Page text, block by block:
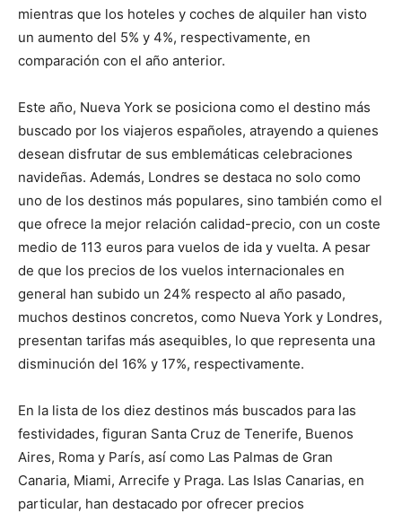
mientras que los hoteles y coches de alquiler han visto
un aumento del 5% y 4%, respectivamente, en
comparación con el año anterior.
Este año, Nueva York se posiciona como el destino más
buscado por los viajeros españoles, atrayendo a quienes
desean disfrutar de sus emblemáticas celebraciones
navideñas. Además, Londres se destaca no solo como
uno de los destinos más populares, sino también como el
que ofrece la mejor relación calidad-precio, con un coste
medio de 113 euros para vuelos de ida y vuelta. A pesar
de que los precios de los vuelos internacionales en
general han subido un 24% respecto al año pasado,
muchos destinos concretos, como Nueva York y Londres,
presentan tarifas más asequibles, lo que representa una
disminución del 16% y 17%, respectivamente.
En la lista de los diez destinos más buscados para las
festividades, figuran Santa Cruz de Tenerife, Buenos
Aires, Roma y París, así como Las Palmas de Gran
Canaria, Miami, Arrecife y Praga. Las Islas Canarias, en
particular, han destacado por ofrecer precios